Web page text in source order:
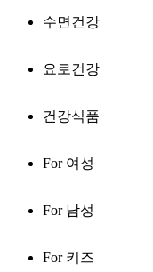
수면건강
요로건강
건강식품
For 여성
For 남성
For 키즈